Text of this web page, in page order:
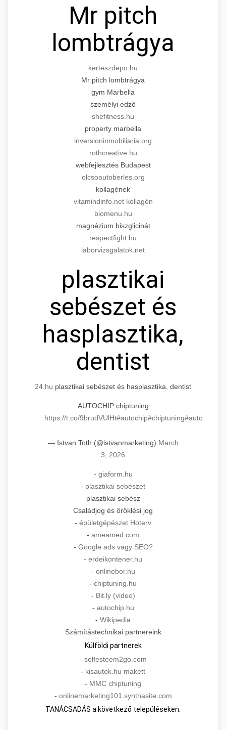
Mr pitch
lombtrágya
kerteszdepo.hu
Mr pitch lombtrágya
gym Marbella
személyi edző
shefitness.hu
property marbella
inversioninmobiliaria.org
rothcreative.hu
webfejlesztés Budapest
olcsoautoberles.org
kollagének
vitamindinfo.net kollagén
biomenu.hu
magnézium biszglicinát
respectfight.hu
laborvizsgalatok.net
plasztikai
sebészet és
hasplasztika,
dentist
24.hu plasztikai sebészet és hasplasztika, dentist
AUTOCHIP chiptuning
https://t.co/9brudVUlHt#autochip#chiptuning#autochip
— Istvan Toth (@istvanmarketing) March
3, 2026
- giaform.hu
- plasztikai sebészet
plasztikai sebész
Családjog és öröklési jog
- épületgépészet Hoterv
- ameamed.com
- Google ads vagy SEO?
- erdeikontener.hu
- onlinebor.hu
- chiptuning.hu
- Bit.ly (video)
- autochip.hu
- Wikipedia
Számítástechnikai partnereink
Külföldi partnerek
- selfesteem2go.com
- kisautok.hu makett
- MMC chiptuning
- onlinemarketing101.synthasite.com
TANÁCSADÁS a következő településeken: